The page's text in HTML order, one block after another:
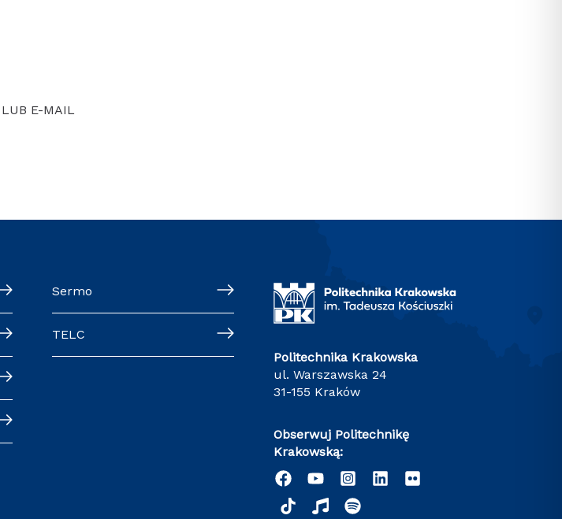
E-MAIL
Sermo
TELC
Politechnika Krakowska
ul. Warszawska 24
31-155 Kraków
Obserwuj Politechnikę
Krakowską: